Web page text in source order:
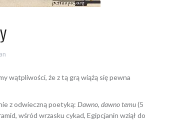
wątpliwości, że z tą grą wiążą się pewna
z odwieczną poetyką: Dawno, dawno temu(5
wśród wrzasku cykad, Egipcjanin wziął do